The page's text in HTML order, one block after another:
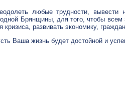
любые трудности, вывести
Брянщины, для того, чтобы
развивать экономику,
Ваша жизнь будет достойной и